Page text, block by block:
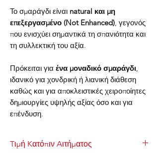
Το σμαράγδι είναι natural και μη
επεξεργασμένο (Not Enhanced) , γεγονός
που ενισχύει σημαντικά τη σπανιότητα και
τη συλλεκτική του αξία.
Πρόκειται για ένα μοναδικό σμαράγδι
ιδανικό για χονδρική ή λιανική διάθεση
καθώς και για αποκλειστικές χειροποίητες
δημιουργίες υψηλής αξίας όσο και για
επένδυση.
Tιμή Kατόπιν Aιτήματος